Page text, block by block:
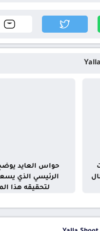
حواس العايد
الرئيسي الذي
لتحقيقه هذا